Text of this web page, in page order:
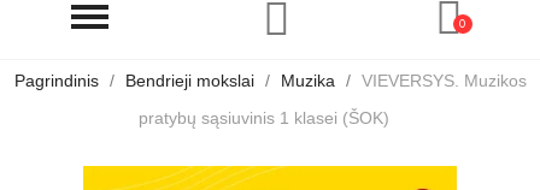
Pagrindinis Bendrieji mokslai Muzika
VIEVERSYS. Muzikos
pratybų sąsiuvinis 1 klasei (ŠOK)